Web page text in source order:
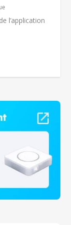
l’application